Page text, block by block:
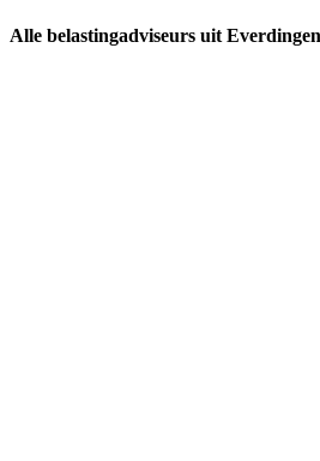
Alle belastingadviseurs uit Everdingen